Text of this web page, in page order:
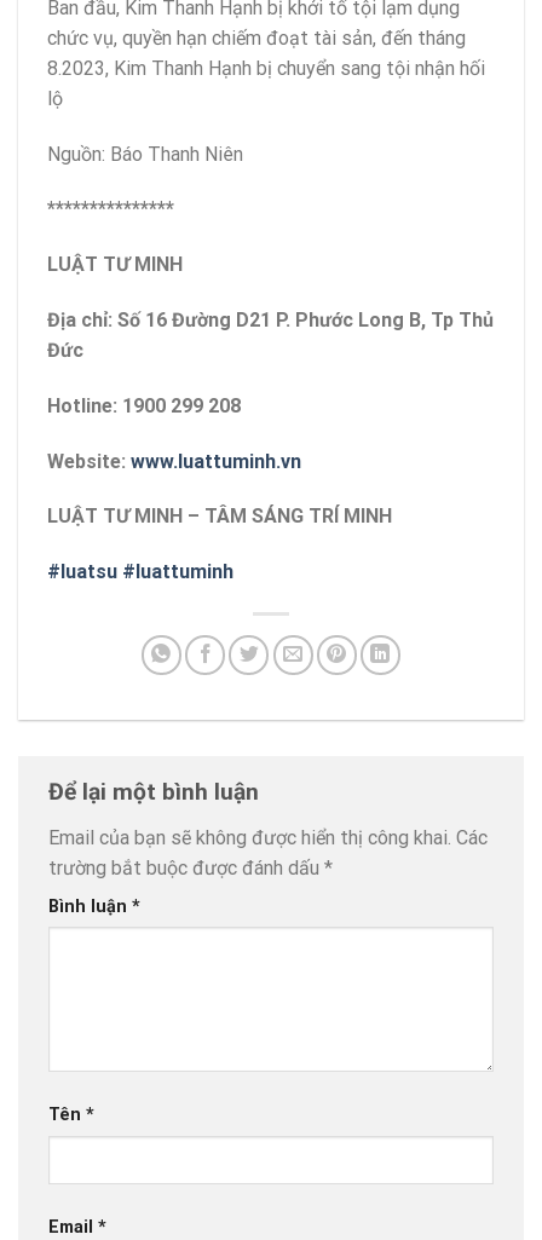
Ban đầu, Kim Thanh Hạnh bị khởi tố tội lạm dụng
chức vụ, quyền hạn chiếm đoạt tài sản, đến tháng
8.2023, Kim Thanh Hạnh bị chuyển sang tội nhận hối
lộ
Nguồn: Báo Thanh Niên
***************
LUẬT TƯ MINH
Địa chỉ: Số 16 Đường D21 P. Phước Long B, Tp Thủ
Đức
Hotline: 1900 299 208
Website: www.luattuminh.vn
LUẬT TƯ MINH – TÂM SÁNG TRÍ MINH
#luatsu #luattuminh
Để lại một bình luận
Email của bạn sẽ không được hiển thị công khai. Các
trường bắt buộc được đánh dấu *
Bình luận *
Tên *
Email *